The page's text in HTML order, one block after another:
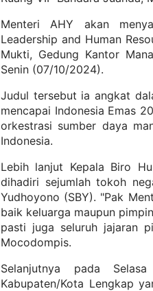
Menteri AHY akan
Leadership and Human
Mukti, Gedung Kantor
Senin (07/10/2024).
Judul tersebut ia angkat
mencapai Indonesia Emas
orkestrasi sumber daya
Indonesia.
Lebih lanjut Kepala Biro
dihadiri sejumlah tokoh
Yudhoyono (SBY). "Pak
baik keluarga maupun
pasti juga seluruh jajaran
Mocodompis.
Selanjutnya pada
Kabupaten/Kota Lengkap